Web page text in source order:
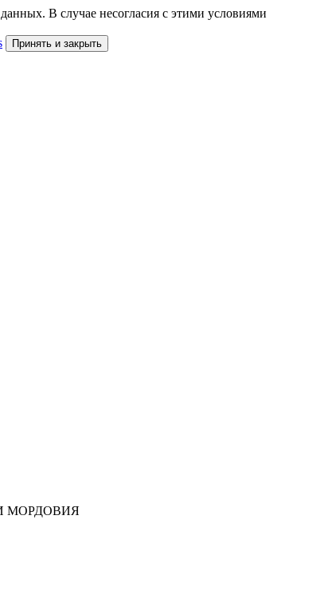
В случае несогласия с этими условиями
Принять и закрыть
МОРДОВИЯ